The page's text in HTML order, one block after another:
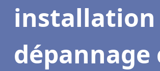
dépannage